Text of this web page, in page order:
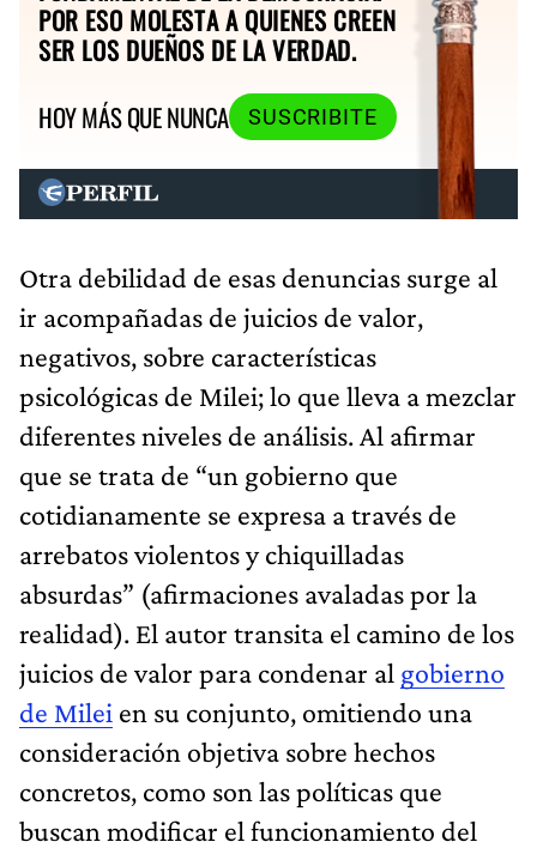
POR ESO MOLESTA A QUIENES CREEN
SER LOS DUEÑOS DE LA VERDAD.
HOY MÁS QUE NUNCA
SUSCRIBITE
Otra debilidad de esas denuncias surge al
ir acompañadas de juicios de valor,
negativos, sobre características
psicológicas de Milei; lo que lleva a mezclar
diferentes niveles de análisis. Al afirmar
que se trata de “un gobierno que
cotidianamente se expresa a través de
arrebatos violentos y chiquilladas
absurdas” (afirmaciones avaladas por la
realidad). El autor transita el camino de los
juicios de valor para condenar al gobierno
de Milei en su conjunto, omitiendo una
consideración objetiva sobre hechos
concretos, como son las políticas que
buscan modificar el funcionamiento del